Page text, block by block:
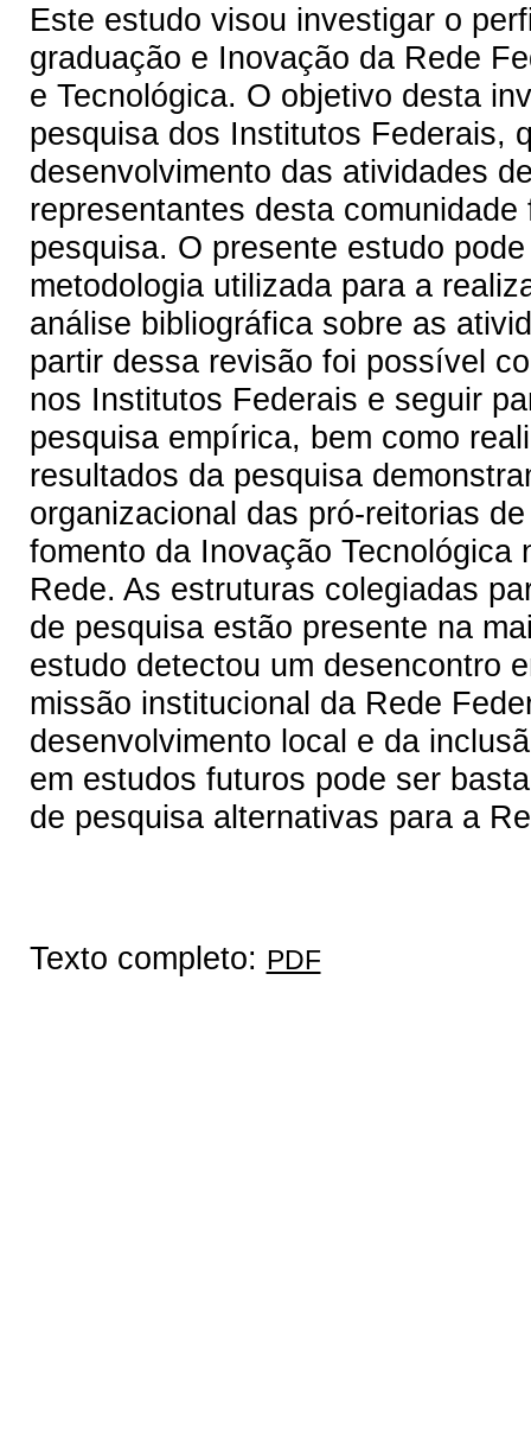
Este estudo visou investigar o
graduação e Inovação da Rede
e Tecnológica. O objetivo desta
pesquisa dos Institutos Federais,
desenvolvimento das atividades
representantes desta
pesquisa. O presente estudo
metodologia utilizada para a
análise bibliográfica sobre as
partir dessa revisão foi possível
nos Institutos Federais e seguir
pesquisa empírica, bem como
resultados da pesquisa
organizacional das pró-reitorias
fomento da Inovação
Rede. As estruturas colegiadas
de pesquisa estão presente na
estudo detectou um desencontro
missão institucional da Rede
desenvolvimento local e da
em estudos futuros pode ser
de pesquisa alternativas para a
Texto completo: PDF